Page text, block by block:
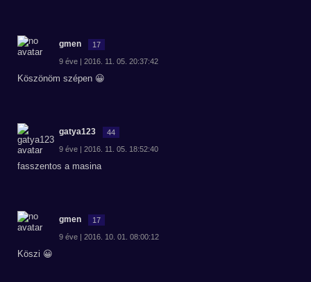
gmen 17
9 éve | 2016. 11. 05. 20:37:42
Köszönöm szépen 😀
gatya123 44
9 éve | 2016. 11. 05. 18:52:40
fasszentos a masina
gmen 17
9 éve | 2016. 10. 01. 08:00:12
Köszi 😀